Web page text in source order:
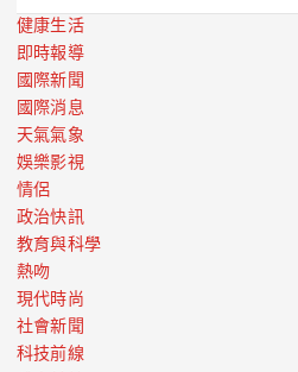
健康生活
即時報導
國際新聞
國際消息
天氣氣象
娛樂影視
情侶
政治快訊
教育與科學
熱吻
現代時尚
社會新聞
科技前線